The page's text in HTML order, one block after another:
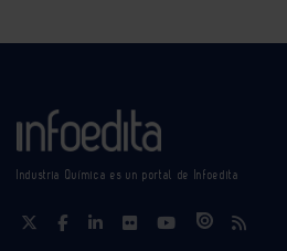
Industria Química es un portal de Infoedita